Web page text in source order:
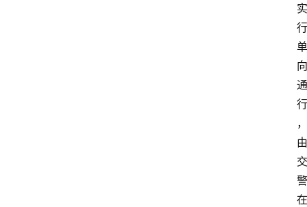
实
行
单
向
通
行
，
由
交
警
在